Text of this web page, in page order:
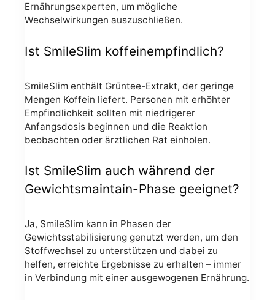
Ernährungsexperten, um mögliche
Wechselwirkungen auszuschließen.
Ist SmileSlim koffeinempfindlich?
SmileSlim enthält Grüntee-Extrakt, der geringe
Mengen Koffein liefert. Personen mit erhöhter
Empfindlichkeit sollten mit niedrigerer
Anfangsdosis beginnen und die Reaktion
beobachten oder ärztlichen Rat einholen.
Ist SmileSlim auch während der
Gewichtsmaintain-Phase geeignet?
Ja, SmileSlim kann in Phasen der
Gewichtsstabilisierung genutzt werden, um den
Stoffwechsel zu unterstützen und dabei zu
helfen, erreichte Ergebnisse zu erhalten – immer
in Verbindung mit einer ausgewogenen Ernährung.